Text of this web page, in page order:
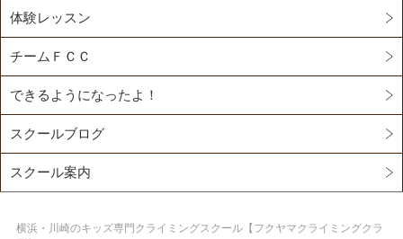
体験レッスン
チームＦＣＣ
できるようになったよ！
スクールブログ
スクール案内
横浜・川崎のキッズ専門クライミングスクール【フクヤマクライミングクラ